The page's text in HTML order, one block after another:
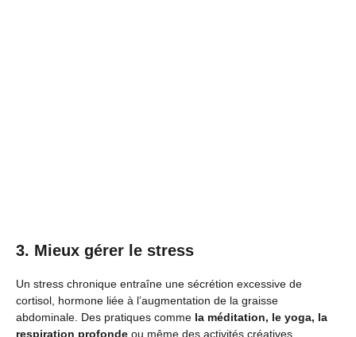
3. Mieux gérer le stress
Un stress chronique entraîne une sécrétion excessive de
cortisol, hormone liée à l’augmentation de la graisse
abdominale. Des pratiques comme la méditation, le yoga, la
respiration profonde ou même des activités créatives